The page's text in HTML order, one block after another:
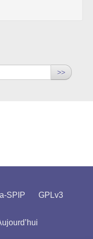
>>
SPIP GPLv3